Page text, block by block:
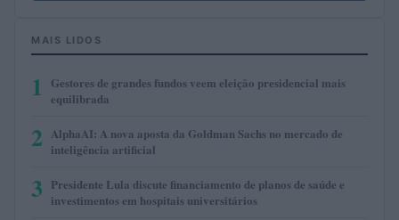
MAIS LIDOS
1
Gestores de grandes fundos veem eleição presidencial mais
equilibrada
2 AlphaAI: A nova aposta da Goldman Sachs no mercado de
inteligência artificial
3 Presidente Lula discute financiamento de planos de saúde e
investimentos em hospitais universitários